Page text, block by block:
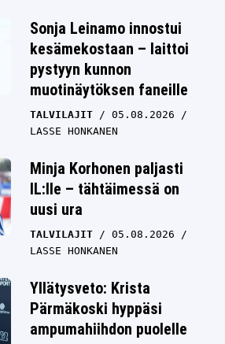
Sonja Leinamo innostui
kesämekostaan – laittoi
pystyyn kunnon
muotinäytöksen faneille
TALVILAJIT
05.08.2026
LASSE HONKANEN
Minja Korhonen paljasti
IL:lle – tähtäimessä on
uusi ura
TALVILAJIT
05.08.2026
LASSE HONKANEN
Yllätysveto: Krista
Pärmäkoski hyppäsi
ampumahiihdon puolelle